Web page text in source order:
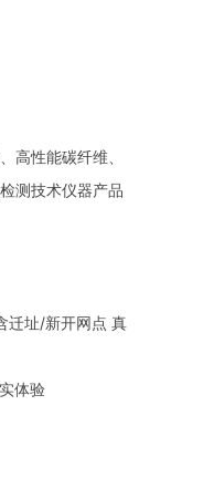
性能碳纤维、
测技术仪器产品
迁址/新开网点 真
体验